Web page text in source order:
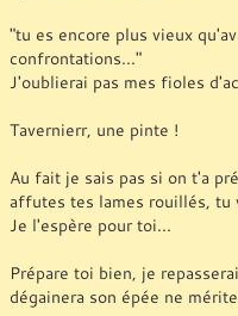
"tu es encore plus vieux
confrontations..."
J'oublierai pas mes fioles
Tavernierr, une pinte !
Au fait je sais pas si on t'a
affutes tes lames rouillés, tu
Je l'espère pour toi...
Prépare toi bien, je
dégainera son épée ne